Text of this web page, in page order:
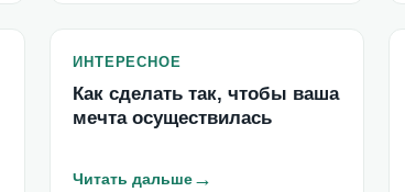
ИНТЕРЕСНОЕ
Как сделать так, чтобы ваша
мечта осуществилась
Читать дальше→